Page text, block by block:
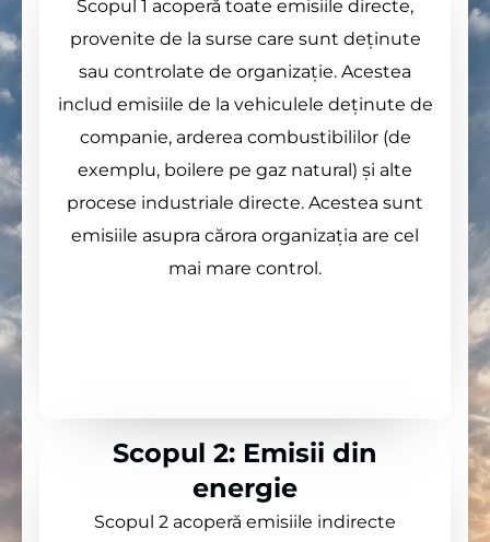
Scopul 1 acoperă toate emisiile directe,
provenite de la surse care sunt deținute
sau controlate de organizație. Acestea
includ emisiile de la vehiculele deținute de
companie, arderea combustibililor (de
exemplu, boilere pe gaz natural) și alte
procese industriale directe. Acestea sunt
emisiile asupra cărora organizația are cel
mai mare control.
Scopul 2: Emisii din
energie
Scopul 2 acoperă emisiile indirecte